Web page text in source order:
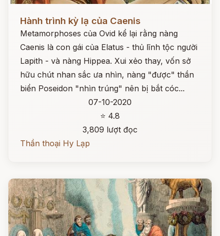
Hành trình kỳ lạ của Caenis
Metamorphoses của Ovid kể lại rằng nàng
Caenis là con gái của Elatus - thủ lĩnh tộc người
Lapith - và nàng Hippea. Xui xẻo thay, vốn sở
hữu chút nhan sắc ưa nhìn, nàng "được" thần
biển Poseidon "nhìn trúng" nên bị bắt cóc...
07-10-2020
⭐ 4.8
3,809 lượt đọc
Thần thoại Hy Lạp